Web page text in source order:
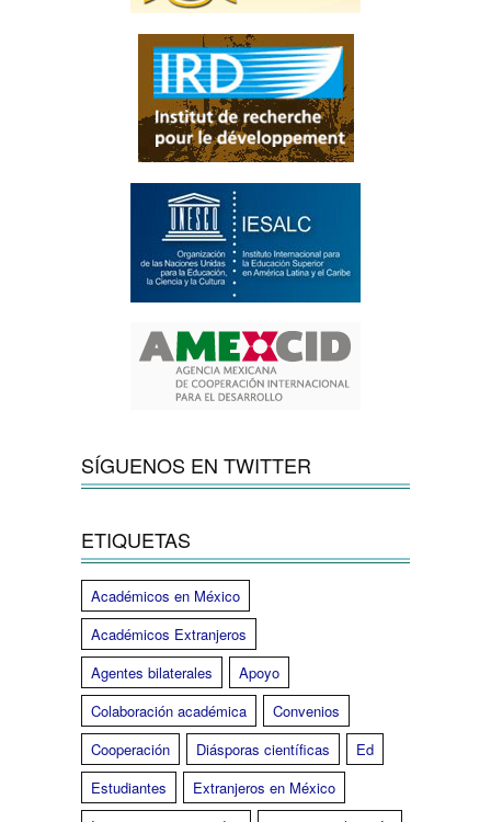
SÍGUENOS EN TWITTER
ETIQUETAS
Académicos en México
Académicos Extranjeros
Agentes bilaterales
Apoyo
Colaboración académica
Convenios
Cooperación
Diásporas científicas
Ed
Estudiantes
Extranjeros en México